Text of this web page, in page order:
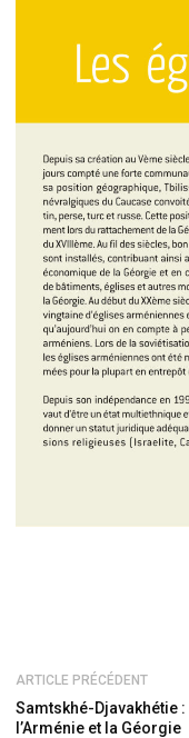
ARTICLE PRÉCÉDENT
Samtskhé-Djavakhétie
l’Arménie et la Géorgie